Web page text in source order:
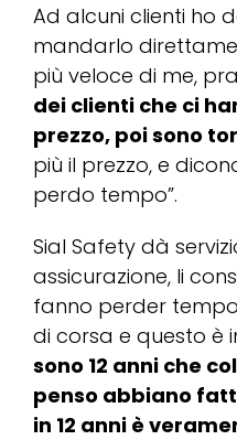
Ad alcuni clienti ho
mandarlo
più veloce di me,
dei clienti che ci
prezzo, poi sono
più il prezzo, e
perdo tempo”.
Sial Safety dà
assicurazione, li
fanno perder
di corsa e questo è
sono 12 anni che
penso abbiano
in 12 anni è